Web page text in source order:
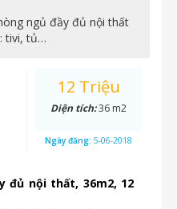
ngủ đầy đủ nội thất
tivi, tủ…
đủ nội thất, 36m2, 12
12 Triệu
Diện tích:36 m2
Ngày đăng: 5-06-2018